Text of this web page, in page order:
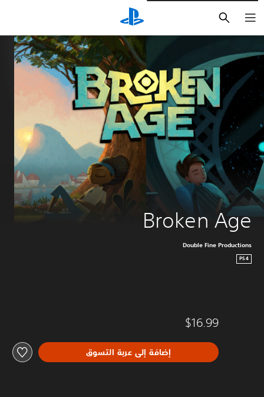
Broken Age
Double Fine Productions
PS4
$16.99
إضافة إلى عربة التسوق